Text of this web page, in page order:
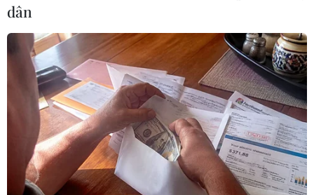
#Giá dầu #Fed #Dầu ngọt nhẹ
#QE3
#Kích thích kinh tế
dân